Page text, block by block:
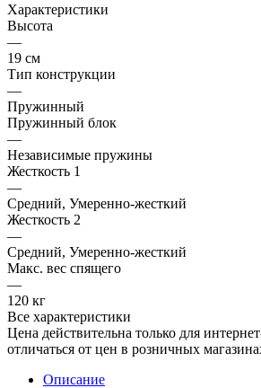
Характеристики
Высота
—
19 см
Тип конструкции
—
Пружинный
Пружинный блок
—
Независимые пружины
Жесткость 1
—
Средний, Умеренно-жесткий
Жесткость 2
—
Средний, Умеренно-жесткий
Макс. вес спящего
—
120 кг
Все характеристики
Цена действительна только для
отличаться от цен в розничных
Описание